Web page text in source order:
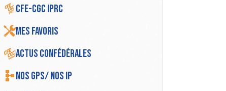
CFE-CGC IPRC
Mes favoris
Actus Confédérales
Nos GPS/ Nos IP